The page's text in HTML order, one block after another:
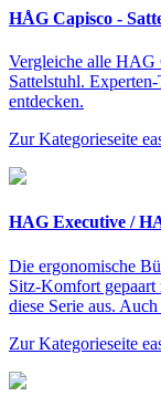
HÅG Capisco -
Vergleiche alle HAG
Sattelstuhl.
entdecken.
Zur Kategorieseite
HAG Executive /
Die ergonomische
Sitz-Komfort gepaart
diese Serie aus. Auch
Zur Kategorieseite